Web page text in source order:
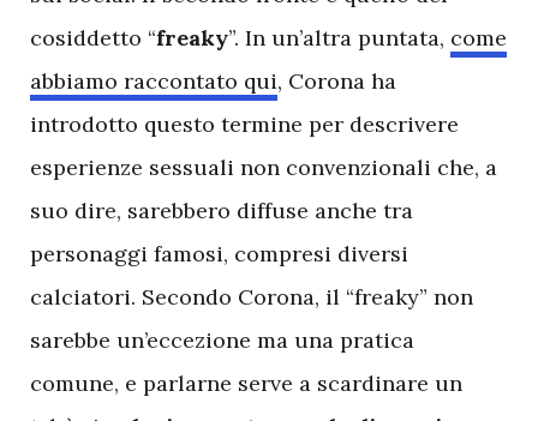
cosiddetto “freaky”. In un’altra puntata, come
abbiamo raccontato qui, Corona ha
introdotto questo termine per descrivere
esperienze sessuali non convenzionali che, a
suo dire, sarebbero diffuse anche tra
personaggi famosi, compresi diversi
calciatori. Secondo Corona, il “freaky” non
sarebbe un’eccezione ma una pratica
comune, e parlarne serve a scardinare un